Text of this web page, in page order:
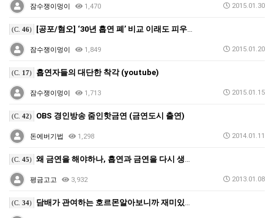
잠수쟁이멍이 1,470 2015.01.30
(C. 46) [공포/혐오] ‘30년 흡연 폐’ 비교 이래도 피우시겠…
잠수쟁이멍이 1,849 2015.01.20
(C. 17) 흡연자들의 대단한 착각 (youtube)
잠수쟁이멍이 1,713 2015.01.15
(C. 42) OBS 경인방송 줌인핫금연 (금연도시 출연)
돈에버기법 1,298 2014.01.11
(C. 45) 왜 금연을 해야하나, 흡연과 금연을 다시 생각하다.<국…
평금고고 3,932 2013.01.08
(C. 34) 담배가 관여하는 호르몬알아보니까 재미있네요